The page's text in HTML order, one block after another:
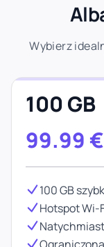
Wybierz
100 GB
99.99 €
100 GB
Hotspot Wi-